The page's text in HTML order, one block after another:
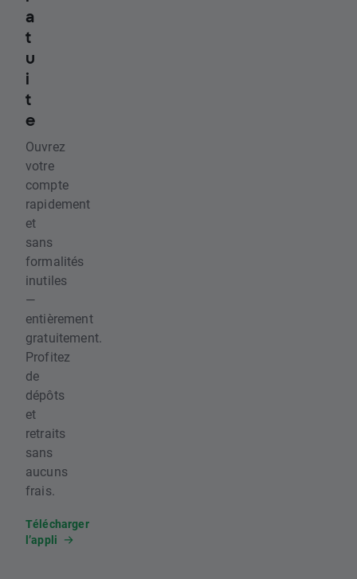
a
t
u
i
t
e
Ouvrez
votre
compte
rapidement
et
sans
formalités
inutiles
—
entièrement
gratuitement.
Profitez
de
dépôts
et
retraits
sans
aucuns
frais.
Télécharger
l’appli